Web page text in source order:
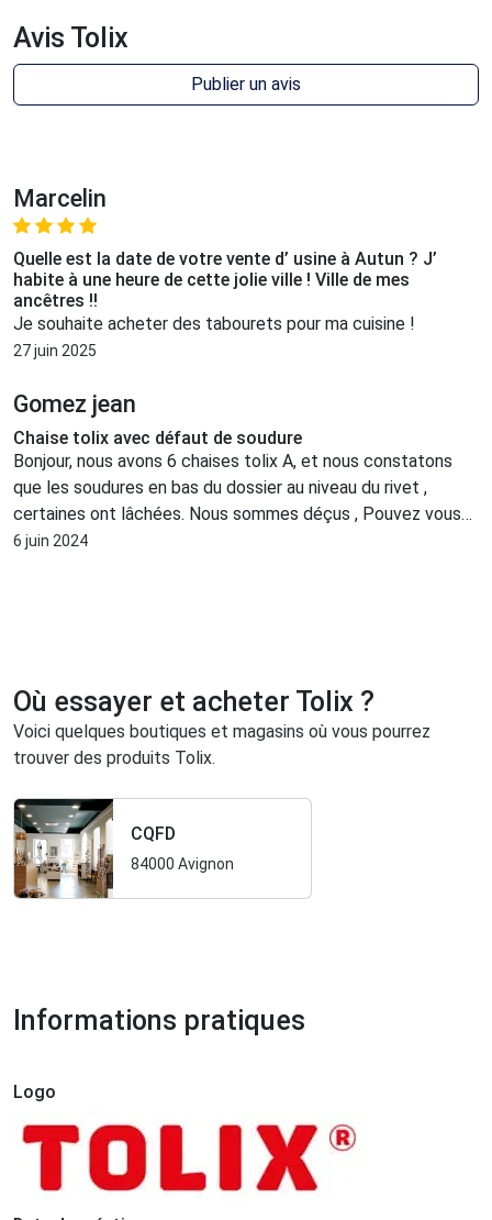
Avis Tolix
Publier un avis
Marcelin
Quelle est la date de votre vente d’ usine à Autun ? J’
habite à une heure de cette jolie ville ! Ville de mes
ancêtres !!
Je souhaite acheter des tabourets pour ma cuisine !
27 juin 2025
Gomez jean
Chaise tolix avec défaut de soudure
Bonjour, nous avons 6 chaises tolix A, et nous constatons
que les soudures en bas du dossier au niveau du rivet ,
certaines ont lâchées. Nous sommes déçus , Pouvez vous
faire quelque chose , merci
6 juin 2024
Où essayer et acheter Tolix ?
Voici quelques boutiques et magasins où vous pourrez
trouver des produits Tolix.
CQFD
84000 Avignon
Informations pratiques
Logo